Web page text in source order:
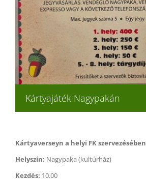
Kártyajáték Nagypakán
Kártyaverseyn a helyi FK szervezésében
Helyszín: Nagypaka (kultúrház)
Kezdés: 10.00